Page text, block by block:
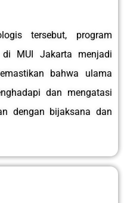
tersebut, program
MUI Jakarta menjadi
bahwa ulama
dan mengatasi
dengan bijaksana dan